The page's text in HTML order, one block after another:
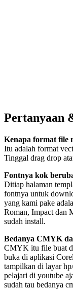
Pertanyaan
Kenapa format file
Itu adalah format
Tinggal drag drop
Fontnya kok
Ditiap halaman
fontnya untuk
yang kami pake
Roman, Impact dan
sudah install.
Bedanya CMYK
CMYK itu file buat
buka di aplikasi
tampilkan di layar
pelajari di youtube
sudah tau bedanya